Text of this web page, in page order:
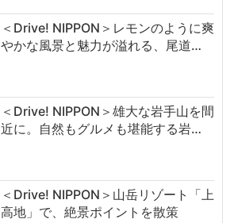
＜Drive! NIPPON＞レモンのように爽
やかな風景と魅力が溢れる、尾道…
＜Drive! NIPPON＞雄大な岩手山を間
近に。自然もグルメも堪能する岩…
＜Drive! NIPPON＞山岳リゾート「上
高地」で、絶景ポイントを散策